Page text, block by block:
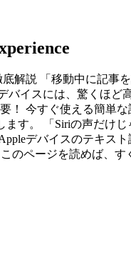
解説 「移動中に記
イスには、驚くほ
！ 今すぐ使える簡単
す。 「Siriの声だけ
デバイスのテキス
のページを読めば、す